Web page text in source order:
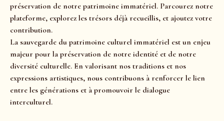
préservation de notre patrimoine immatériel. Parcourez notre
plateforme, explorez les trésors déjà recueillis, et ajoutez votre
contribution.
La sauvegarde du patrimoine culturel immatériel est un enjeu
majeur pour la préservation de notre identité et de notre
diversité culturelle. En valorisant nos traditions et nos
expressions artistiques, nous contribuons à renforcer le lien
entre les générations et à promouvoir le dialogue
interculturel.